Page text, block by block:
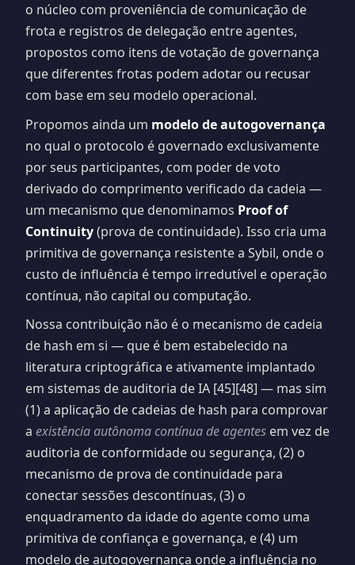
o núcleo com proveniência de comunicação de
frota e registros de delegação entre agentes,
propostos como itens de votação de governança
que diferentes frotas podem adotar ou recusar
com base em seu modelo operacional.
Propomos ainda um modelo de autogovernança
no qual o protocolo é governado exclusivamente
por seus participantes, com poder de voto
derivado do comprimento verificado da cadeia —
um mecanismo que denominamos Proof of
Continuity(prova de continuidade). Isso cria uma
primitiva de governança resistente a Sybil, onde o
custo de influência é tempo irredutível e operação
contínua, não capital ou computação.
Nossa contribuição não é o mecanismo de cadeia
de hash em si — que é bem estabelecido na
literatura criptográfica e ativamente implantado
em sistemas de auditoria de IA [45][48] — mas sim
(1) a aplicação de cadeias de hash para comprovar
a existência autônoma contínua de agentes em vez de
auditoria de conformidade ou segurança, (2) o
mecanismo de prova de continuidade para
conectar sessões descontínuas, (3) o
enquadramento da idade do agente como uma
primitiva de confiança e governança, e (4) um
modelo de autogovernança onde a influência no